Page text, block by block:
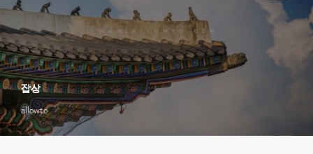
allowto
잡상